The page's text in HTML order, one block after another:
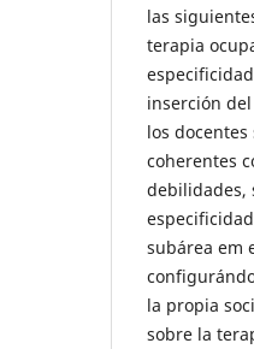
las
terapia
inserción
los
coherentes
debilidades,
subárea em
la propia
sobre la